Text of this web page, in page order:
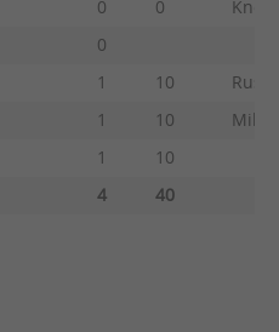
0 0
0
1 10
1 10
1
10
4
40